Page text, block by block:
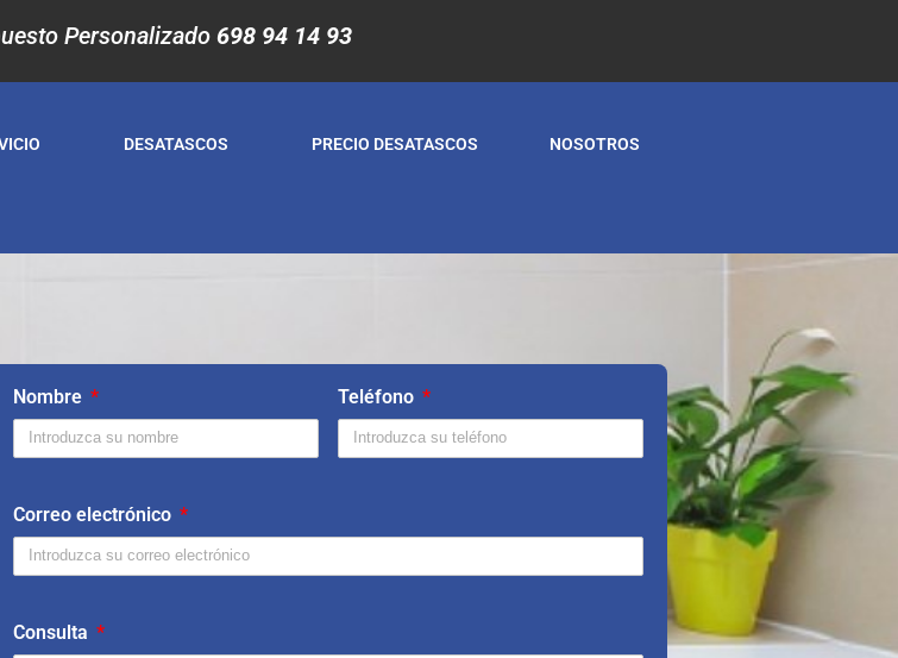
Personalizado 698 94 14 93
DESATASCOS PRECIO DESATASCOS NOSOTROS
Nombre Teléfono
Correo electrónico
Consulta